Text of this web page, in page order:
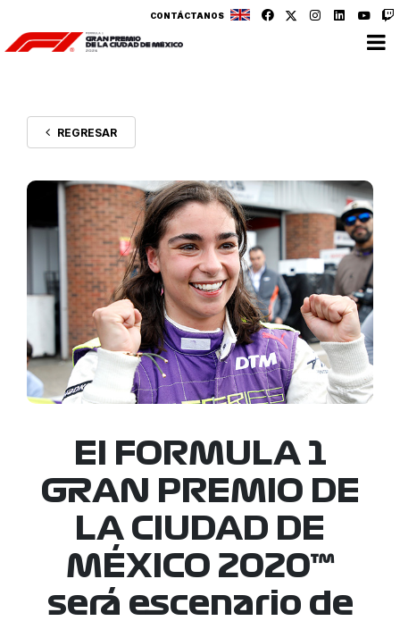
CONTÁCTANOS
REGRESAR
El FORMULA 1
GRAN PREMIO DE
LA CIUDAD DE
MÉXICO 2020™
será escenario de